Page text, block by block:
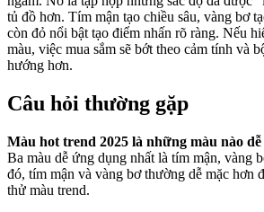
tủ đồ hơn. Tím mận tạo chiều sâu, vàng bơ
còn đỏ nổi bật tạo điểm nhấn rõ ràng. Nếu
màu, việc mua sắm sẽ bớt theo cảm tính và
hướng hơn.
Câu hỏi thường gặp
Màu hot trend 2025 là những màu nào dễ
Ba màu dễ ứng dụng nhất là tím mận, vàng
đó, tím mận và vàng bơ thường dễ mặc hơn
thử màu trend.